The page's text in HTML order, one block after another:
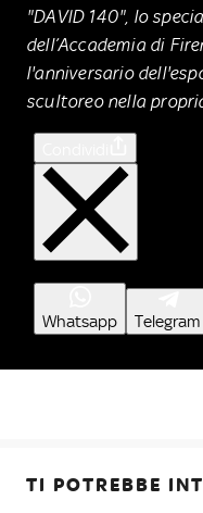
"DAVID 140", lo
dell’Accademia di
l'anniversario
scultoreo nella
Whatsapp Telegram
TI POTREBBE